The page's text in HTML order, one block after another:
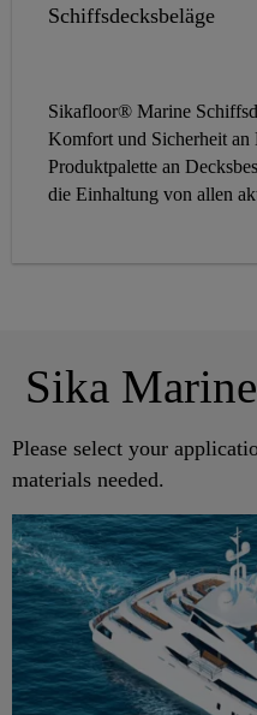
Schiffsdecksbeläge
Sikafloor® Marine
Komfort und Sicherheit
Produktpalette an
die Einhaltung von allen
Sika
Please select your
materials needed.